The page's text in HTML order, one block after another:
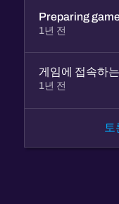
Preparing
1년 전
게임에 접속하
1년 전
토